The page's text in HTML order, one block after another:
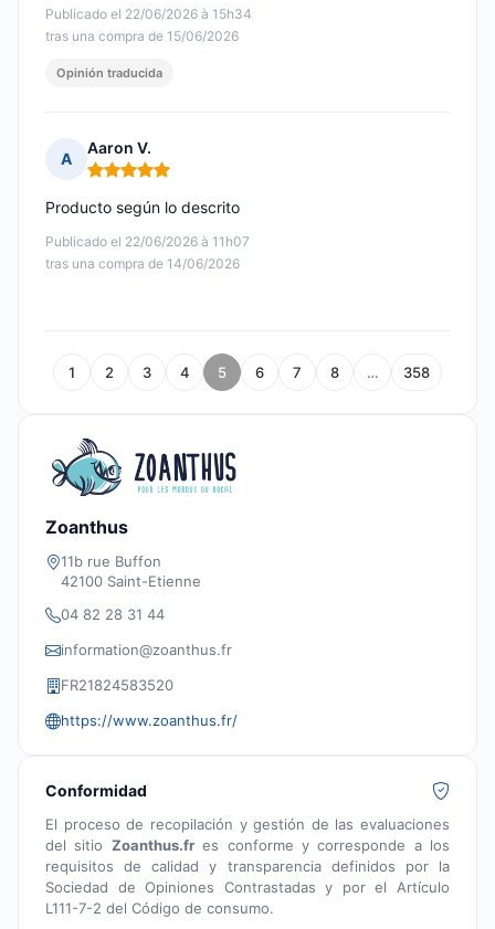
Publicado el 22/06/2026 à 15h34
tras una compra de 15/06/2026
Opinión traducida
A
Aaron V.
Nota: 5 de 5
Publicado el 22/06/2026 à 11h07
tras una compra de 14/06/2026
Producto según lo descrito
1 2 3 4 5 6 7 8 … 358
Zoanthus
11b rue Buffon
42100 Saint-Etienne
04 82 28 31 44
information@zoanthus.fr
FR21824583520
https://www.zoanthus.fr/
Conformidad
El proceso de recopilación y gestión de las evaluaciones
del sitio Zoanthus.fres conforme y corresponde a los
requisitos de calidad y transparencia definidos por la
Sociedad de Opiniones Contrastadas y por el Artículo
L111-7-2 del Código de consumo.